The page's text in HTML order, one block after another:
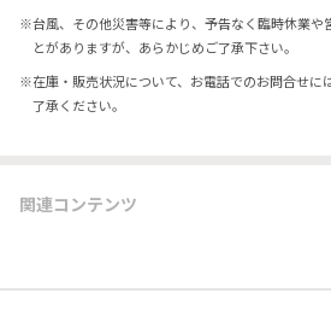
※台風、その他災害等により、予告なく臨時休業や
とがありますが、あらかじめご了承下さい。
※在庫・販売状況について、お電話でのお問合せに
了承ください。
関連コンテンツ